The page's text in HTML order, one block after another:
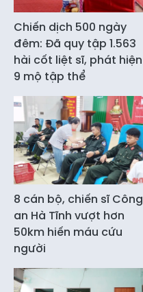
Chiến dịch 500 ngày
đêm: Đã quy tập 1.563
hài cốt liệt sĩ, phát hiện
9 mộ tập thể
8 cán bộ, chiến sĩ Công
an Hà Tĩnh vượt hơn
50km hiến máu cứu
người